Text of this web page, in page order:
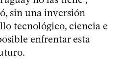
sin una inversión
tecnológico, ciencia e
enfrentar esta